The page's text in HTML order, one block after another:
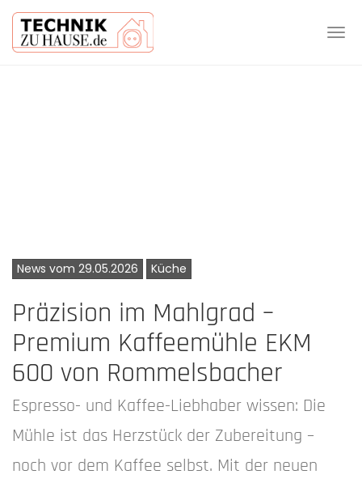
News vom 29.05.2026 Küche
Präzision im Mahlgrad –
Premium Kaffeemühle EKM
600 von Rommelsbacher
Espresso- und Kaffee-Liebhaber wissen: Die
Mühle ist das Herzstück der Zubereitung –
noch vor dem Kaffee selbst. Mit der neuen